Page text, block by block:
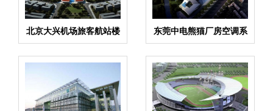
北京大兴机场旅客航站楼
及综合换乘中心（指廊）
工程项目橡胶接头案例
东莞中电熊猫厂房空调系
统配套橡胶接头案例